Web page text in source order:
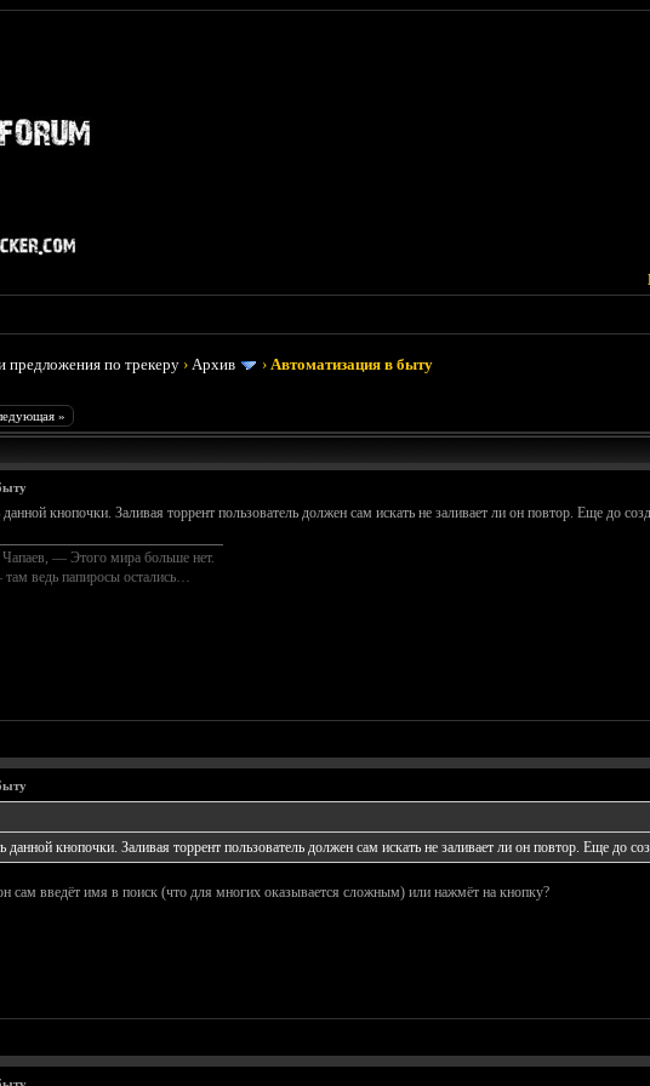
предложения по трекеру ›Архив ›Автоматизация в быту
»
данной кнопочки. Заливая торрент пользователь должен сам искать не заливает ли он повтор. Еще до
— Этого мира больше нет.
ведь папиросы остались…
данной кнопочки. Заливая торрент пользователь должен сам искать не заливает ли он повтор. Еще до
сам введёт имя в поиск (что для многих оказывается сложным) или нажмёт на кнопку?